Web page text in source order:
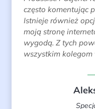
często komentując
Istnieje również
moją stronę
wygodą. Z tych
wszystkim kolegom